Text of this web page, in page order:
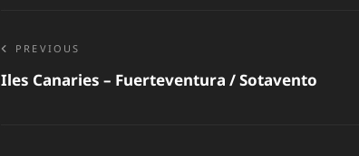
Navigation
de
PREVIOUS
Iles Canaries – Fuerteventura / Sotavento